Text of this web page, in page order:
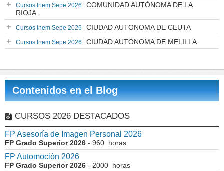
Cursos Inem Sepe 2026
COMUNIDAD AUTÓNOMA DE LA
RIOJA
Cursos Inem Sepe 2026 CIUDAD AUTONOMA DE CEUTA
Cursos Inem Sepe 2026 CIUDAD AUTONOMA DE MELILLA
Contenidos en el Blog
CURSOS 2026 DESTACADOS
FP Asesoría de Imagen Personal 2026
FP Grado Superior 2026 - 960 horas
FP Automoción 2026
FP Grado Superior 2026 - 2000 horas